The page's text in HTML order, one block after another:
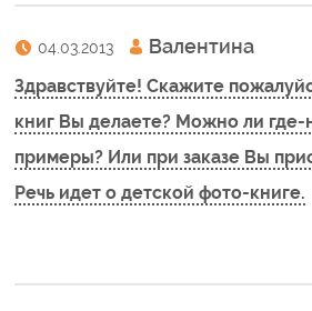
04.03.2013 Валентина
Здравствуйте! Скажите
книг Вы делаете? Можно ли где-
примеры? Или при заказе Вы
Речь идет о детской фото-книге.